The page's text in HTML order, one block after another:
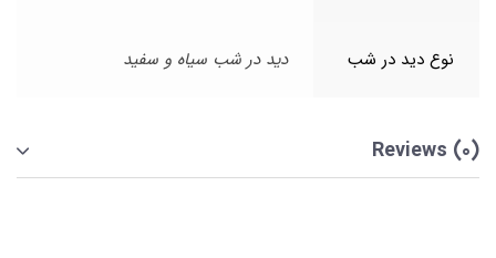
نوع دید در شب دید در شب سیاه و سفید
Reviews (0)